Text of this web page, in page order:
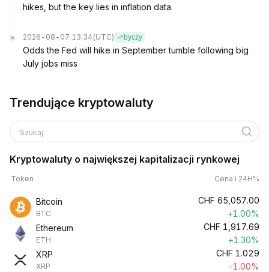
hikes, but the key lies in inflation data.
2026-08-07 13:34 (UTC) byczy
Odds the Fed will hike in September tumble following big
July jobs miss
Trendujące kryptowaluty
Szukaj
Kryptowaluty o największej kapitalizacji rynkowej
Token Cena i 24H%
Bitcoin
BTC
CHF 65,057.00
+1.00%
Ethereum
ETH
CHF 1,917.69
+1.30%
XRP
XRP
CHF 1.029
-1.00%